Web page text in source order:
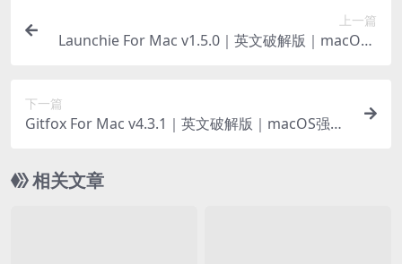
上一篇
Launchie For Mac v1.5.0｜英文破解版｜macOS2
下一篇
Gitfox For Mac v4.3.1｜英文破解版｜macOS强大
相关文章